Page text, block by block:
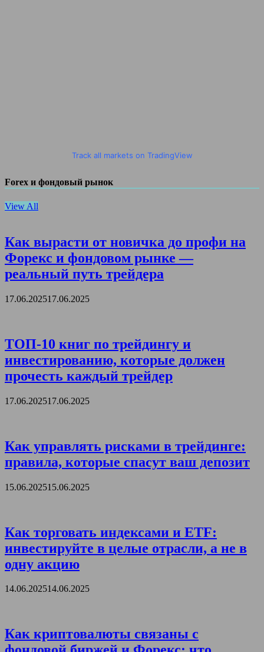
Track all markets on TradingView
Forex и фондовый рынок
View All
Как вырасти от новичка до профи на
Форекс и фондовом рынке —
реальный путь трейдера
17.06.202517.06.2025
ТОП-10 книг по трейдингу и
инвестированию, которые должен
прочесть каждый трейдер
17.06.202517.06.2025
Как управлять рисками в трейдинге:
правила, которые спасут ваш депозит
15.06.202515.06.2025
Как торговать индексами и ETF:
инвестируйте в целые отрасли, а не в
одну акцию
14.06.202514.06.2025
Как криптовалюты связаны с